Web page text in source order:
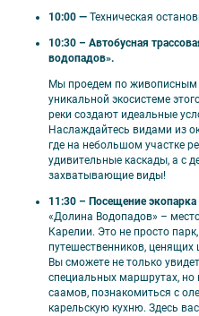
включены в
🗺️ Маршрут
1-й день:Санкт-
«Долина
водопады,
мельница и
встреча с оленями,
парк «Рускеала» –
2-й день: Посещение
Программа на
10:00 — Техническая
10:30 – Автобусная
водопадов».
Мы проедем по живописным
уникальной экосистеме
реки создают идеальные
Наслаждайтесь видами из
где на небольшом участке
удивительные каскады, а с
захватывающие виды!
11:30 – Посещение
«Долина Водопадов» –
Карелии. Это не просто
путешественников,
Вы сможете не только
специальных маршрутах, но
саамов, познакомиться с
карельскую кухню. Здесь